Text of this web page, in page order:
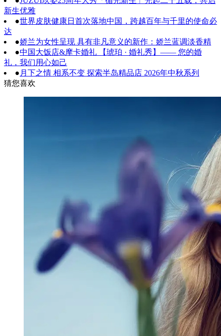
新生优雅
●世界皮肤健康日首次落地中国，跨越百年与千里的使命必
达
●娇兰为女性呈现 具有非凡意义的新作：娇兰蓝调淡香精
●中国大饭店&摩卡婚礼 【琥珀 · 婚礼秀】—— 您的婚
礼，我们用心如己
● 月下之情 相系不变 探索半岛精品店 2026年中秋系列
猜您喜欢